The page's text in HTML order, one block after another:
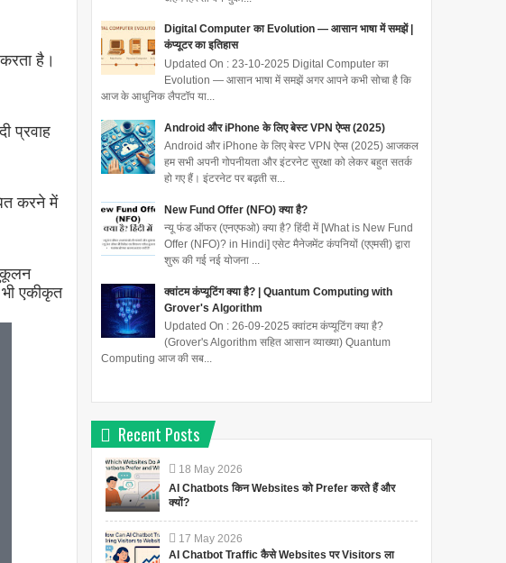
है।
प्रवाह
करने में
एकीकृत
Digital Computer का Evolution — आसान भाषा में समझें |
कंप्यूटर का इतिहास
Updated On : 23-10-2025 Digital Computer का
Evolution — आसान भाषा में समझें अगर आपने कभी सोचा है कि
आज के आधुनिक लैपटॉप या...
Android और iPhone के लिए बेस्ट VPN ऐप्स (2025)
Android और iPhone के लिए बेस्ट VPN ऐप्स (2025) आजकल
हम सभी अपनी गोपनीयता और इंटरनेट सुरक्षा को लेकर बहुत सतर्क
हो गए हैं। इंटरनेट पर बढ़ती स...
New Fund Offer (NFO) क्या है?
न्यू फंड ऑफर (एनएफओ) क्या है? हिंदी में [What is New Fund
Offer (NFO)? in Hindi] एसेट मैनेजमेंट कंपनियों (एएमसी) द्वारा
शुरू की गई नई योजना ...
क्वांटम कंप्यूटिंग क्या है? | Quantum Computing with
Grover's Algorithm
Updated On : 26-09-2025 क्वांटम कंप्यूटिंग क्या है?
(Grover's Algorithm सहित आसान व्याख्या) Quantum
Computing आज की सब...
Recent Posts
18 May 2026
AI Chatbots किन Websites को Prefer करते हैं और
क्यों?
17 May 2026
AI Chatbot Traffic कैसे Websites पर Visitors ला